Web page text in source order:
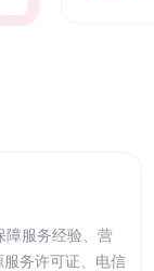
障服务经验、营
务许可证、电信